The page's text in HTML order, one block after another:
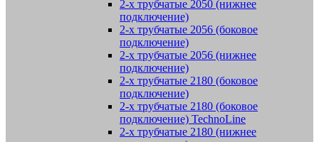
2-х трубчатые 2050 (нижнее
подключение)
2-х трубчатые 2056 (боковое
подключение)
2-х трубчатые 2056 (нижнее
подключение)
2-х трубчатые 2180 (боковое
подключение)
2-х трубчатые 2180 (боковое
подключение) TechnoLine
2-х трубчатые 2180 (нижнее